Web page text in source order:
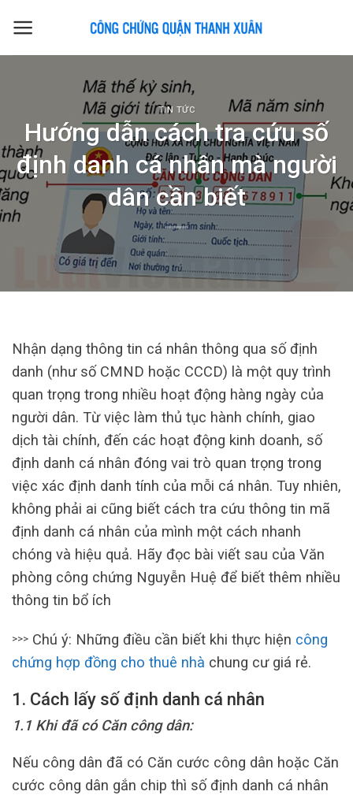
TIN TỨC
Hướng dẫn cách tra cứu số
định danh cá nhân mà người
dân cần biết
Nhận dạng thông tin cá nhân thông qua số định
danh (như số CMND hoặc CCCD) là một quy trình
quan trọng trong nhiều hoạt động hàng ngày của
người dân. Từ việc làm thủ tục hành chính, giao
dịch tài chính, đến các hoạt động kinh doanh, số
định danh cá nhân đóng vai trò quan trọng trong
việc xác định danh tính của mỗi cá nhân. Tuy nhiên,
không phải ai cũng biết cách tra cứu thông tin mã
định danh cá nhân của mình một cách nhanh
chóng và hiệu quả. Hãy đọc bài viết sau của Văn
phòng công chứng Nguyễn Huệ để biết thêm nhiều
thông tin bổ ích
>>> Chú ý: Những điều cần biết khi thực hiện công
chứng hợp đồng cho thuê nhà chung cư giá rẻ.
1. Cách lấy số định danh cá nhân
1.1 Khi đã có Căn công dân:
Nếu công dân đã có Căn cước công dân hoặc Căn
cước công dân gắn chip thì số định danh cá nhân